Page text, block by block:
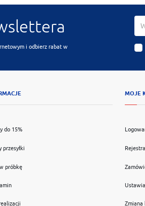
i odbierz rabat w
do 15%
przesyłki
próbkę
MOJE
Zmiana